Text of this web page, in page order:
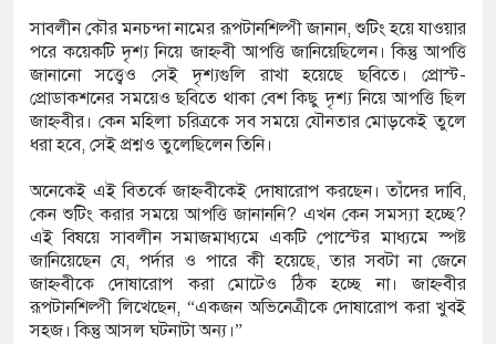
হচ্ছে ‘ফ্যামিলি কার্ড’ কর্মসূচি, চার বছরে অন্তর্ভুক্ত
পরিবার
জড়িত
সমাজ কল্যাণ সংগঠনের নেতৃবৃন্দের সঙ্গে সিটি
সৌজন্য সাক্ষাৎ
সাবলীন কৌর মনচন্দা নামের রূপটানশিল্পী জানান, শুটিং হয়ে যাওয়ার
পরে কয়েকটি দৃশ্য নিয়ে জাহ্নবী আপত্তি জানিয়েছিলেন। কিন্তু আপত্তি
জানানো সত্ত্বেও সেই দৃশ্যগুলি রাখা হয়েছে ছবিতে। প্রোস্ট-
প্রোডাকশনের সময়েও ছবিতে থাকা বেশ কিছু দৃশ্য নিয়ে আপত্তি ছিল
জাহ্নবীর। কেন মহিলা চরিত্রকে সব সময়ে যৌনতার মোড়কেই তুলে
ধরা হবে, সেই প্রশ্নও তুলেছিলেন তিনি।
অনেকেই এই বিতর্কে জাহ্নবীকেই দোষারোপ করছেন। তাঁদের দাবি,
কেন শুটিং করার সময়ে আপত্তি জানাননি? এখন কেন সমস্যা হচ্ছে?
এই বিষয়ে সাবলীন সমাজমাধ্যমে একটি পোস্টের মাধ্যমে স্পষ্ট
জানিয়েছেন যে, পর্দার ও পারে কী হয়েছে, তার সবটা না জেনে
জাহ্নবীকে দোষারোপ করা মোটেও ঠিক হচ্ছে না। জাহ্নবীর
রূপটানশিল্পী লিখেছেন, “একজন অভিনেত্রীকে দোষারোপ করা খুবই
সহজ। কিন্তু আসল ঘটনাটা অন্য।”